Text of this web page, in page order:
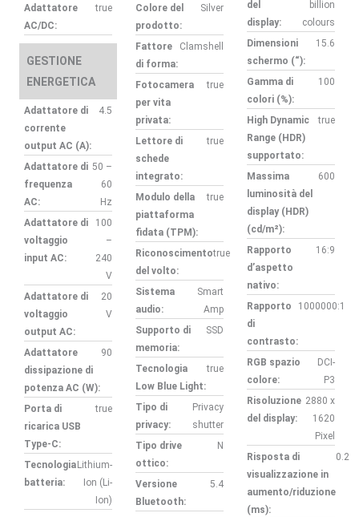
Adattatore
AC/DC:
true
GESTIONE
ENERGETICA
Adattatore di
corrente
output AC (A):
4.5
Adattatore di
frequenza
AC:
50 –
60
Hz
Adattatore di
voltaggio
input AC:
100
–
240
V
Adattatore di
voltaggio
output AC:
20
V
Adattatore
dissipazione di
potenza AC (W):
90
Porta di
ricarica USB
Type-C:
true
Tecnologia
batteria:
Lithium-
Ion (Li-
Ion)
Colore del
prodotto:
Silver
Fattore
di forma:
Clamshell
Fotocamera
per vita
privata:
true
Lettore di
schede
integrato:
true
Modulo della
piattaforma
fidata (TPM):
true
Riconoscimento
del volto:
true
Sistema
audio:
Smart
Amp
Supporto di
memoria:
SSD
Tecnologia
Low Blue Light:
true
Tipo di
privacy:
Privacy
shutter
Tipo drive
ottico:
N
Versione
Bluetooth:
5.4
del
display:
billion
colours
Dimensioni
schermo (“):
15.6
Gamma di
colori (%):
100
High Dynamic
Range (HDR)
supportato:
true
Massima
luminosità del
display (HDR)
(cd/m²):
600
Rapporto
d’aspetto
nativo:
16:9
Rapporto
di
contrasto:
1000000:1
RGB spazio
colore:
DCI-
P3
Risoluzione
del display:
2880 x
1620
Pixel
Risposta di
visualizzazione in
aumento/riduzione
(ms):
0.2